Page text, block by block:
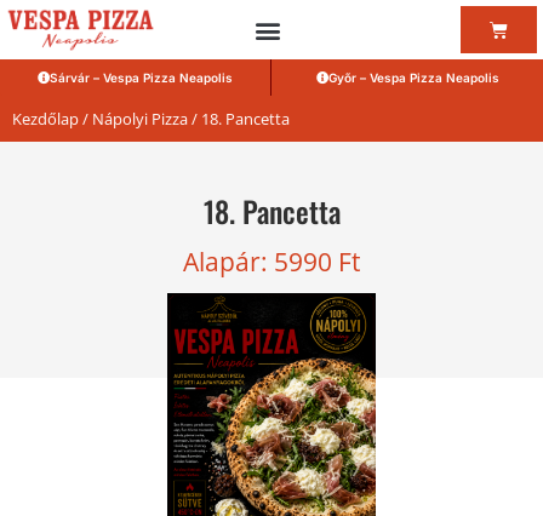
Sárvár – Vespa Pizza Neapolis Győr – Vespa Pizza Neapolis
Kezdőlap/ Nápolyi Pizza/ 18. Pancetta
18. Pancetta
Alapár: 5990 Ft